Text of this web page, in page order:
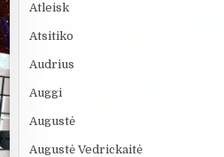
Atleisk
Atsitiko
Audrius
Auggi
Augustė
Augustė Vedrickaitė